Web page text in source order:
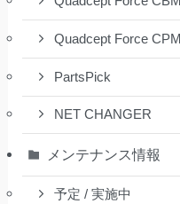
Quadcept Force CPM
PartsPick
NET CHANGER
メンテナンス情報
予定 / 実施中